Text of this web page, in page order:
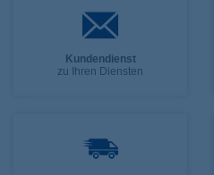
Kundendienst
zu Ihren Diensten